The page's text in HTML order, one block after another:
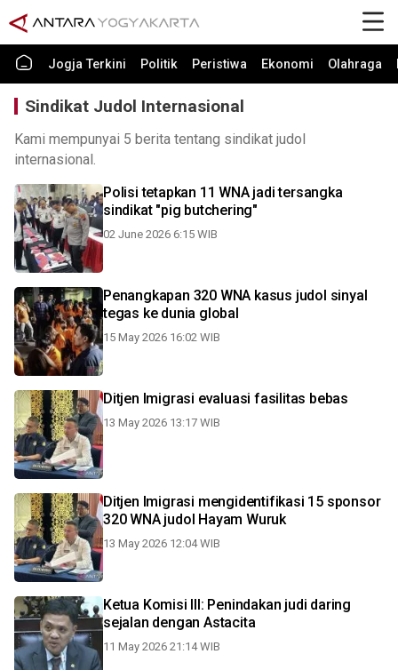
Jogja Terkini Politik Peristiwa Ekonomi Olahraga
Sindikat Judol Internasional
Kami mempunyai 5 berita tentang sindikat judol
internasional.
Polisi tetapkan 11 WNA jadi tersangka
sindikat "pig butchering"
02 June 2026 6:15 WIB
Penangkapan 320 WNA kasus judol sinyal
tegas ke dunia global
15 May 2026 16:02 WIB
Ditjen Imigrasi evaluasi fasilitas bebas
13 May 2026 13:17 WIB
Ditjen Imigrasi mengidentifikasi 15 sponsor
320 WNA judol Hayam Wuruk
13 May 2026 12:04 WIB
Ketua Komisi III: Penindakan judi daring
sejalan dengan Astacita
11 May 2026 21:14 WIB